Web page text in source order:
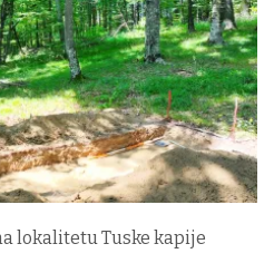
lokalitetu Tuske kapije